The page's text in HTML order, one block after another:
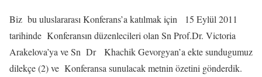
Biz bu uluslararası Konferans’a katılmak için
15 Eylül 2011
tarihinde Konferansın düzenlecileri olan Sn Prof.Dr. Victoria
Arakelova’ya ve Sn Dr
Khachik Gevorgyan’a ekte sundugumuz
dilekçe (2) ve Konferansa sunulacak metnin özetini gönderdik.